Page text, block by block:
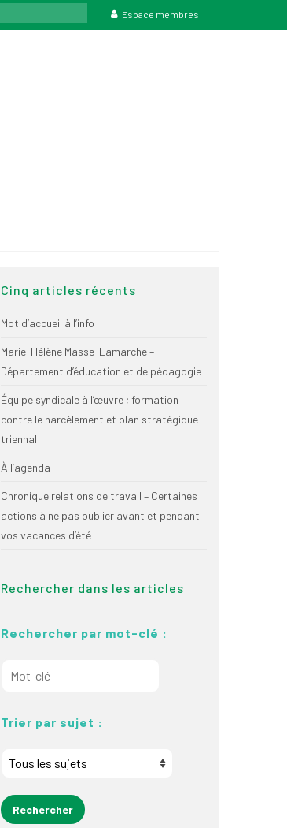
Espace membres
Cinq articles récents
Mot d’accueil à l’info
Marie-Hélène Masse-Lamarche –
Département d’éducation et de pédagogie
Équipe syndicale à l’œuvre ; formation
contre le harcèlement et plan stratégique
triennal
À l’agenda
Chronique relations de travail – Certaines
actions à ne pas oublier avant et pendant
vos vacances d’été
Rechercher dans les articles
Rechercher par mot-clé :
Trier par sujet :